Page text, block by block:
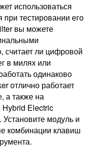
использоваться
тестировании его
вы можете
считает ли цифровой
в милях или
одинаково
отлично работает
а также на
Hybrid Electric
модуль и
комбинации клавиш